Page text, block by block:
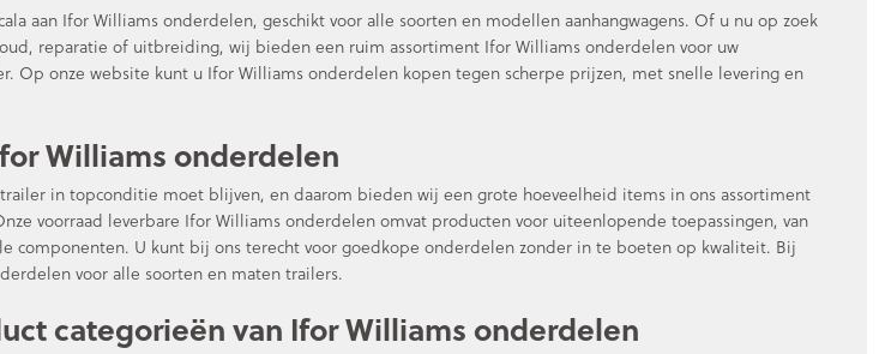
aan Ifor Williams onderdelen, geschikt voor alle soorten en modellen aanhangwagens. Of u nu op zoek
reparatie of uitbreiding, wij bieden een ruim assortiment Ifor Williams onderdelen voor uw
Op onze website kunt u Ifor Williams onderdelen kopen tegen scherpe prijzen, met snelle levering en
Williams onderdelen
in topconditie moet blijven, en daarom bieden wij een grote hoeveelheid items in ons assortiment
voorraad leverbare Ifor Williams onderdelen omvat producten voor uiteenlopende toepassingen, van
componenten. U kunt bij ons terecht voor goedkope onderdelen zonder in te boeten op kwaliteit. Bij
voor alle soorten en maten trailers.
categorieën van Ifor Williams onderdelen